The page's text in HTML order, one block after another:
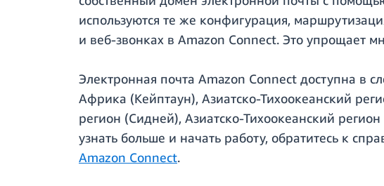
используются те же конфигурация,
и веб-звонках в Amazon Connect. Это упрощает
Электронная почта Amazon Connect доступна в
Африка (Кейптаун), Азиатско-Тихоокеанский
регион (Сидней), Азиатско-Тихоокеанский
узнать больше и начать работу, обратитесь к
Amazon Connect.